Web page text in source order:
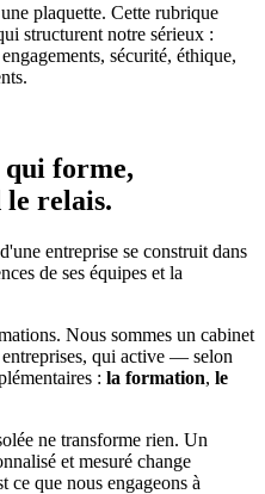
plaquette. Cette rubrique
structurent notre sérieux :
sécurité, éthique,
qui forme,
le relais.
entreprise se construit dans
de ses équipes et la
Nous sommes un cabinet
entreprises, qui active — selon
: la formation, le
ne transforme rien. Un
et mesuré change
ce que nous engageons à